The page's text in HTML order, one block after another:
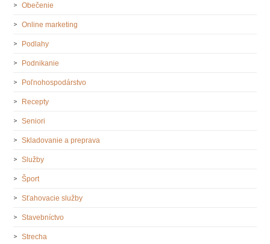
Obečenie
Online marketing
Podlahy
Podnikanie
Poľnohospodárstvo
Recepty
Seniori
Skladovanie a preprava
Služby
Šport
Sťahovacie služby
Stavebníctvo
Strecha